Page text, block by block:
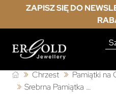
ZAPISZ SIĘ DO
Chrzest Pamiątki na
Srebrna Pamiątka Chrztu Świętego